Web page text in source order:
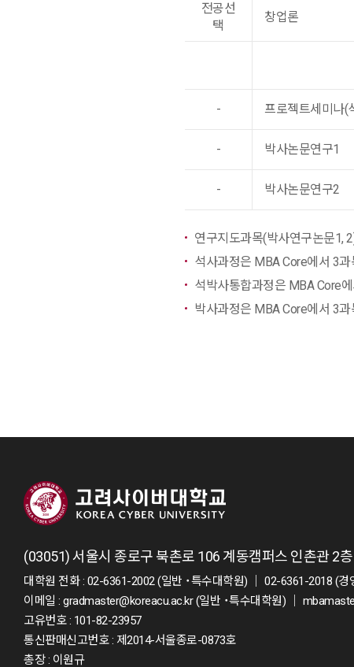
전공선
택
창업론
- 프로젝트세미나(
- 박사논문연구1
- 박사논문연구2
연구지도과목(박사연구논문1,
석사과정은 MBA Core에서 3
석박사통합과정은 MBA Core
박사과정은 MBA Core에서 3
(03051) 서울시 종로구 북촌로 106 계동캠퍼스 인촌관 2
대학원 전화 : 02-6361-2002 (일반 ˙특수대학원) ｜ 02-6361-2018 (경
이메일 : gradmaster@koreacu.ac.kr (일반 ˙특수대학원) ｜
고유번호 : 101-82-23957
통신판매신고번호 : 제2014-서울종로-0873호
총장 : 이원규